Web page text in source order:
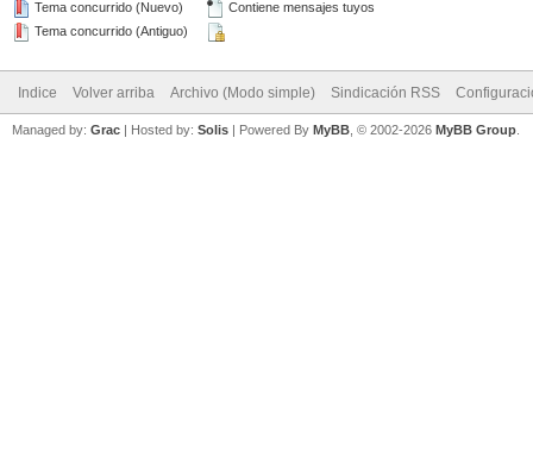
Tema concurrido (Nuevo)
Tema concurrido (Antiguo)
Contiene mensajes tuyos
Indice Volver arriba Archivo (Modo simple) Sindicación RSS
Managed by: Grac | Hosted by: Solis | Powered By MyBB , © 2002-2026 MyBB Group